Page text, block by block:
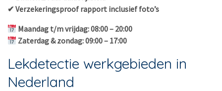
✔ Verzekeringsproof rapport inclusief foto’s
Maandag t/m vrijdag: 08:00 – 20:00
Zaterdag & zondag: 09:00 – 17:00
Lekdetectie werkgebieden in
Nederland